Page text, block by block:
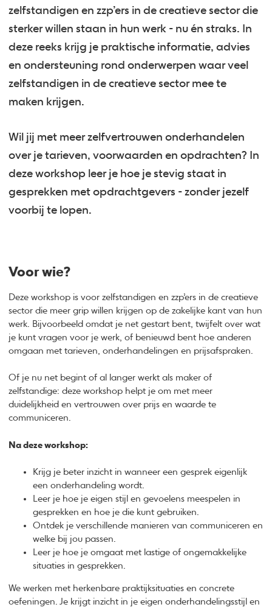
zelfstandigen en zzp’ers in de creatieve sector die
sterker willen staan in hun werk - nu én straks. In
deze reeks krijg je praktische informatie, advies
en ondersteuning rond onderwerpen waar veel
zelfstandigen in de creatieve sector mee te
maken krijgen.
Wil jij met meer zelfvertrouwen onderhandelen
over je tarieven, voorwaarden en opdrachten? In
deze workshop leer je hoe je stevig staat in
gesprekken met opdrachtgevers - zonder jezelf
voorbij te lopen.
Voor wie?
Deze workshop is voor zelfstandigen en zzp’ers in de creatieve
sector die meer grip willen krijgen op de zakelijke kant van hun
werk. Bijvoorbeeld omdat je net gestart bent, twijfelt over wat
je kunt vragen voor je werk, of benieuwd bent hoe anderen
omgaan met tarieven, onderhandelingen en prijsafspraken.
Of je nu net begint of al langer werkt als maker of
zelfstandige: deze workshop helpt je om met meer
duidelijkheid en vertrouwen over prijs en waarde te
communiceren.
Na deze workshop:
Krijg je beter inzicht in wanneer een gesprek eigenlijk
een onderhandeling wordt.
Leer je hoe je eigen stijl en gevoelens meespelen in
gesprekken en hoe je die kunt gebruiken.
Ontdek je verschillende manieren van communiceren en
welke bij jou passen.
Leer je hoe je omgaat met lastige of ongemakkelijke
situaties in gesprekken.
We werken met herkenbare praktijksituaties en concrete
oefeningen. Je krijgt inzicht in je eigen onderhandelingsstijl en